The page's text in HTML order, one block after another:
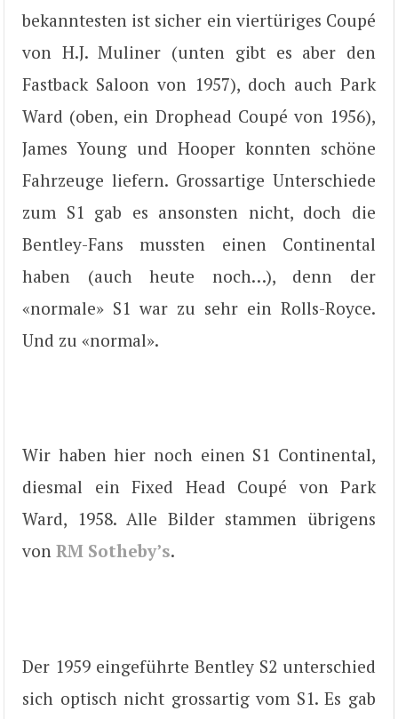
bekanntesten ist sicher ein viertüriges Coupé
von H.J. Muliner (unten gibt es aber den
Fastback Saloon von 1957), doch auch Park
Ward (oben, ein Drophead Coupé von 1956),
James Young und Hooper konnten schöne
Fahrzeuge liefern. Grossartige Unterschiede
zum S1 gab es ansonsten nicht, doch die
Bentley-Fans mussten einen Continental
haben (auch heute noch…), denn der
«normale» S1 war zu sehr ein Rolls-Royce.
Und zu «normal».
Wir haben hier noch einen S1 Continental,
diesmal ein Fixed Head Coupé von Park
Ward, 1958. Alle Bilder stammen übrigens
von RM Sotheby’s.
Der 1959 eingeführte Bentley S2 unterschied
sich optisch nicht grossartig vom S1. Es gab